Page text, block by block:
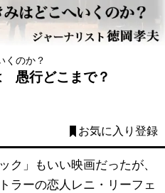
くのか？
愚行どこまで？
お気に入り登録
」もいい映画だったが、
ラーの恋人レニ・リーフェ